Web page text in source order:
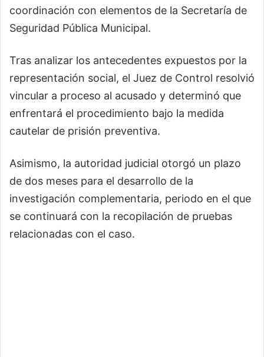
coordinación con elementos de la Secretaría de
Seguridad Pública Municipal.
Tras analizar los antecedentes expuestos por la
representación social, el Juez de Control resolvió
vincular a proceso al acusado y determinó que
enfrentará el procedimiento bajo la medida
cautelar de prisión preventiva.
Asimismo, la autoridad judicial otorgó un plazo
de dos meses para el desarrollo de la
investigación complementaria, periodo en el que
se continuará con la recopilación de pruebas
relacionadas con el caso.